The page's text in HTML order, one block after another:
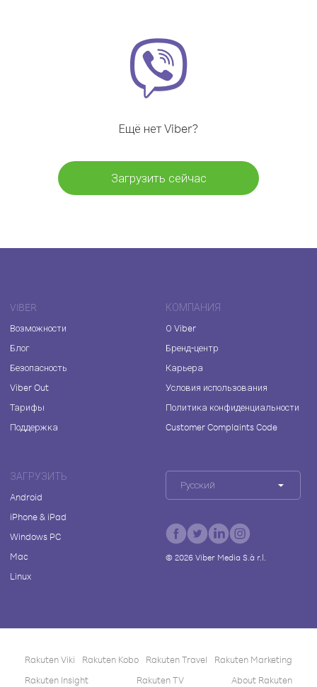
Ещё нет Viber?
Загрузить сейчас
VIBER
Возможности
Блог
Безопасность
Viber Out
Тарифы
Поддержка
КОМПАНИЯ
О Viber
Бренд-центр
Карьера
Условия использования
Политика конфиденциальности
Customer Complaints Code
ЗАГРУЗИТЬ
Android
iPhone & iPad
Windows PC
Mac
Linux
Русский
© 2026Viber Media S.à r.l.
Rakuten Viki Rakuten Kobo Rakuten Travel
Rakuten Marketing
Rakuten Insight
Rakuten TV About Rakuten